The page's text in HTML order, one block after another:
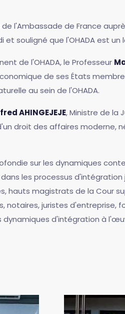
l'Ambassade de France
souligné que l'OHADA est
de l'OHADA, le Professeur
de ses États
au sein de l'OHADA.
AHINGEJEJE, Ministre de la
droit des affaires moderne,
sur les dynamiques
les processus
hauts magistrats de la Cour
juristes d'entreprise,
d'intégration à